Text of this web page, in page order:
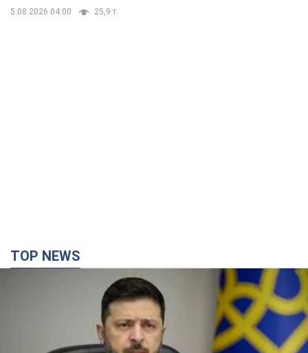
детьми
5.08.2026 04:00 25,9 т.
TOP NEWS